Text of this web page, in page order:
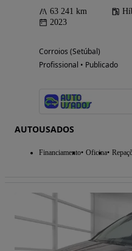
63 241 km
2023
Corroios (Setúbal)
Profissional • Publicado
AUTOUSADOS
Financiamento Oficina